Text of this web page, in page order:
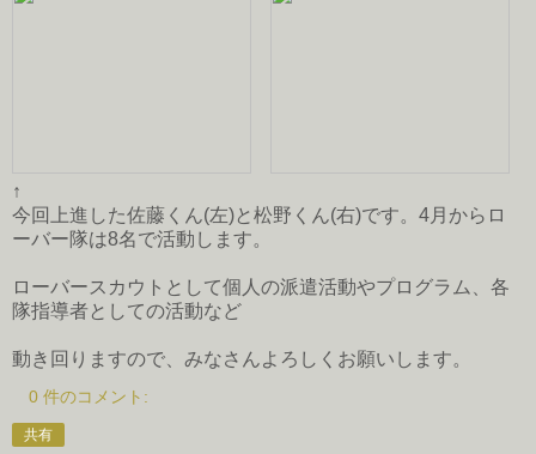
↑
今回上進した佐藤くん(左)と松野くん(右)です。4月からロ
ーバー隊は8名で活動します。
ローバースカウトとして個人の派遣活動やプログラム、各
隊指導者としての活動など
動き回りますので、みなさんよろしくお願いします。
0 件のコメント:
共有